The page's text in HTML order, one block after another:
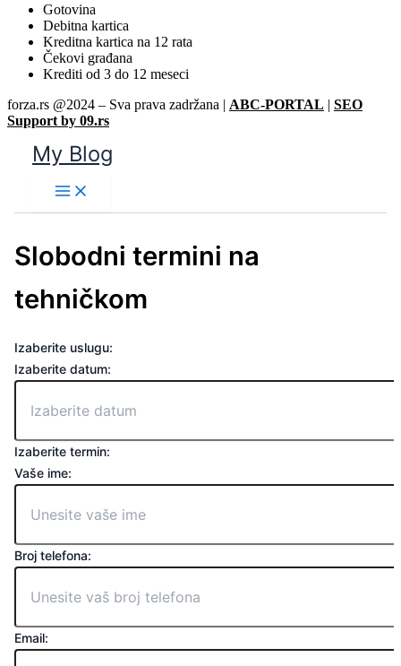
Gotovina
Debitna kartica
Kreditna kartica na 12 rata
Čekovi građana
Krediti od 3 do 12 meseci
forza.rs @2024 – Sva prava zadržana | ABC-PORTAL | SEO
Support by 09.rs